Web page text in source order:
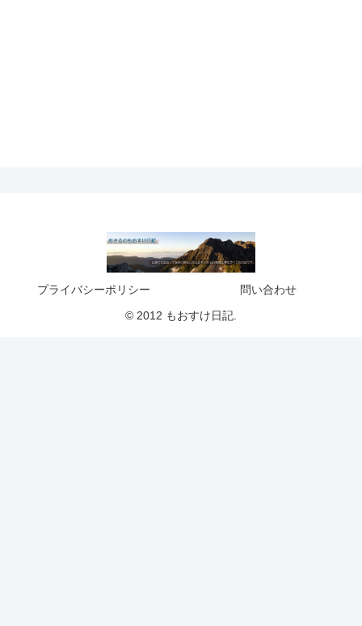
プライバシーポリシー
問い合わせ
© 2012 もおすけ日記.